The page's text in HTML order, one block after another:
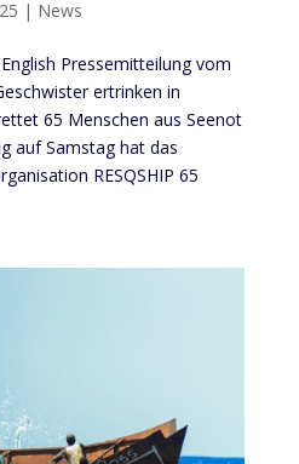
| News
Pressemitteilung vom
ertrinken in
65 Menschen aus Seenot
auf Samstag hat das
RESQSHIP 65